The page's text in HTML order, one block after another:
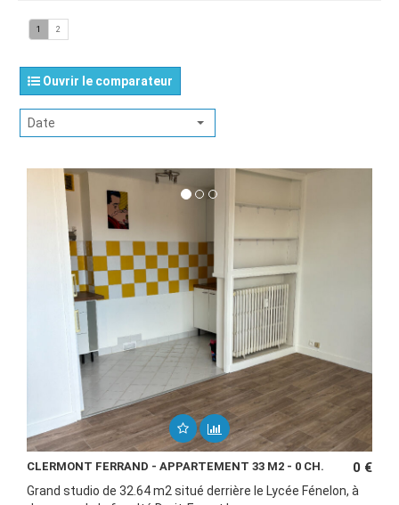
1 2
Ouvrir le comparateur
Date
CLERMONT FERRAND - APPARTEMENT 33 M2 - 0 CH. 0 €
Grand studio de 32.64 m2 situé derrière le Lycée Fénelon, à